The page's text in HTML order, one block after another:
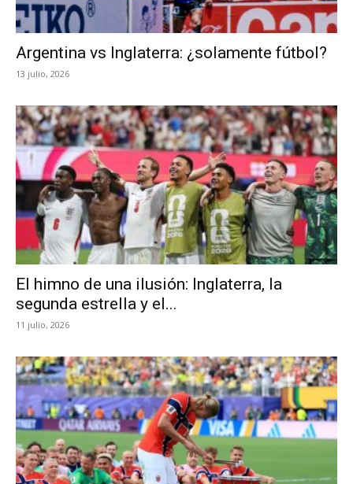
Argentina vs Inglaterra: ¿solamente fútbol?
13 julio, 2026
El himno de una ilusión: Inglaterra, la
segunda estrella y el...
11 julio, 2026